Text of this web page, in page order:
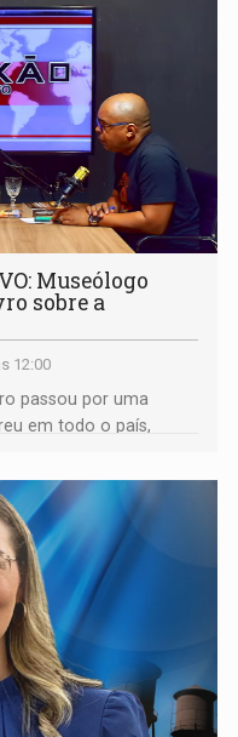
Museólogo
sobre a
12:00
passou por uma
em todo o país,